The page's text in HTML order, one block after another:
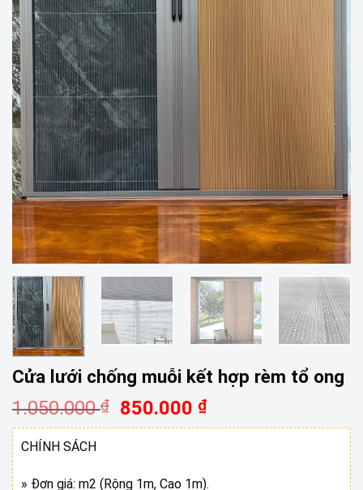
Cửa lưới chống muỗi kết hợp rèm tổ ong
1.050.000₫
Giá
gốc
850.000 ₫Giá
hiện
850.000 ₫.
CHÍNH SÁCH
» Đơn giá: m2 (Rộng 1m, Cao 1m).